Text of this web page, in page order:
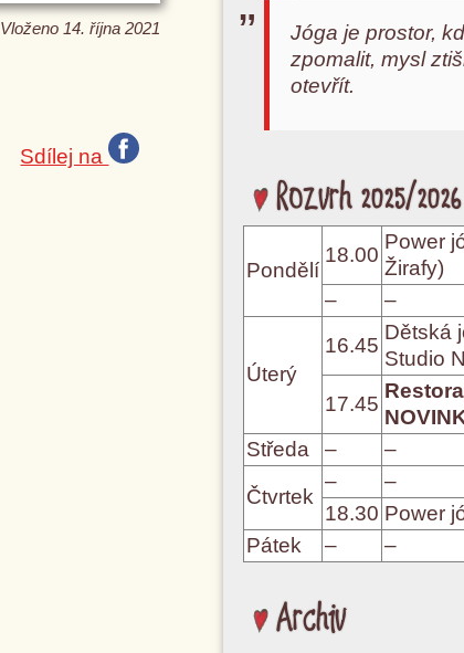
Vloženo 14. října 2021
Sdílej na
Jóga je prostor,
zpomalit, mysl
otevřít.
Rozvrh 2025/2026
Pondělí
18.00
Power
Žirafy)
–
–
Úterý
16.45
Dětská
Studio
17.45
Středa
– –
Čtvrtek
–
–
18.30 Power
Pátek
– –
Archiv